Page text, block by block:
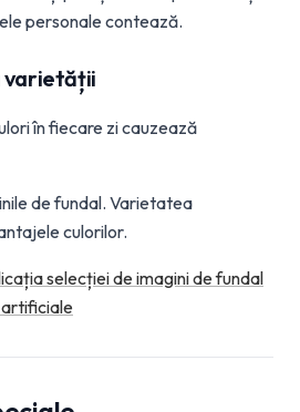
personale contează.
varietății
în fiecare zi cauzează
de fundal. Varietatea
culorilor.
selecției de imagini de fundal